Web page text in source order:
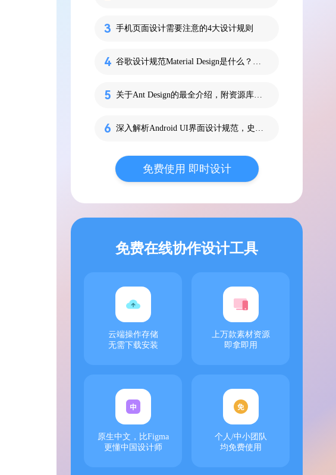
手机页面设计需要注意的4大设计规则
谷歌设计规范Material Design是什么？设计师必看！
关于Ant Design的最全介绍，附资源库文件
深入解析Android UI界面设计规范，史上最全
免费使用 即时设计
免费在线协作设计工具
云端操作存储
无需下载安装
上万款素材资源
即拿即用
原生中文，比Figma
更懂中国设计师
个人/中小团队
均免费使用